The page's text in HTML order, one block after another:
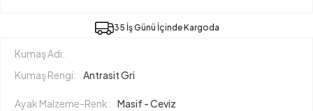
35 İş Günü İçinde Kargoda
Kumaş Adı:
Kumaş Rengi:
Antrasit Gri
Ayak Malzeme-Renk: Masif - Ceviz